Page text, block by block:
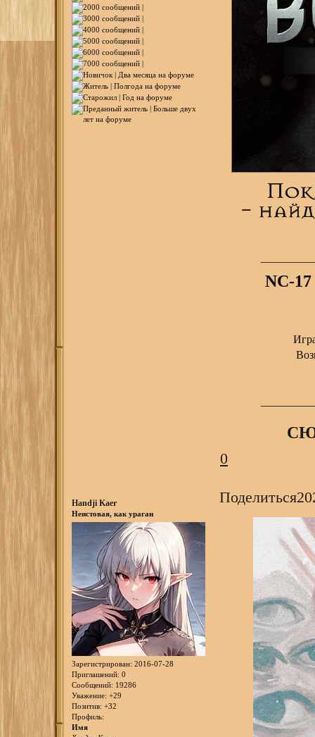
NC-
0
Поделиться
Handji Kaer
Неистовая, как ураган
Зарегистрирован: 2016-07-28
Приглашений: 0
Сообщений: 19286
Уважение: +29
Позитив: +32
Профиль:
Имя